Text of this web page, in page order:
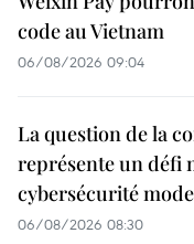
code au Vietnam
06/08/2026 09:04
La question de la
représente un défi
cybersécurité
06/08/2026 08:30